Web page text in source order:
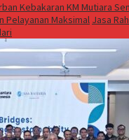
Kebakaran KM Mutiara
Pelayanan Maksimal Jasa